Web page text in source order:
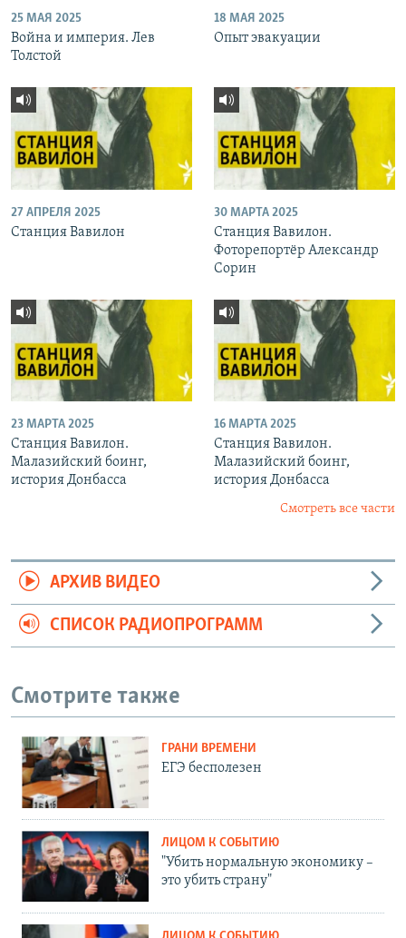
25 МАЯ 2025
Война и империя. Лев
Толстой
18 МАЯ 2025
Опыт эвакуации
27 АПРЕЛЯ 2025
Станция Вавилон
30 МАРТА 2025
Станция Вавилон.
Фоторепортёр Александр
Сорин
23 МАРТА 2025
Станция Вавилон.
Малазийский боинг,
история Донбасса
16 МАРТА 2025
Станция Вавилон.
Малазийский боинг,
история Донбасса
Смотреть все части
АРХИВ ВИДЕО
СПИСОК РАДИОПРОГРАММ
Смотрите также
ГРАНИ ВРЕМЕНИ
ЕГЭ бесполезен
ЛИЦОМ К СОБЫТИЮ
"Убить нормальную экономику –
это убить страну"